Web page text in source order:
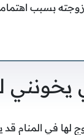
بسبب
لها في المنام